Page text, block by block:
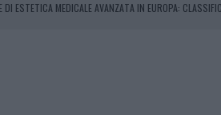
DI ESTETICA MEDICALE AVANZATA IN EUROPA: